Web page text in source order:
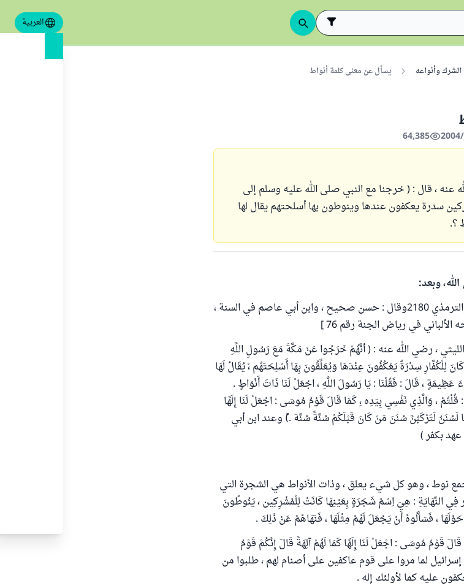
العربية
الشرك وأنواعه يسأل عن معنى كلمة أنواط
64,385
عنه ، قال : ( خرجنا مع النبي صلى الله عليه وسلم إلى
سدرة يعكفون عندها وينوطون بها أسلحتهم يقال لها
؟.
وبعد:
هذا الحديث رواه الإمام أحمد21390، والترمذي 2180وقال : حسن صحيح ، وابن أبي عاصم في السنة ،
في رياض الجنة رقم 76 ]
، رضي الله عنه : ( أنَّهُمْ خَرَجُوا عَنْ مَكَّةَ مَعَ رَسُولِ اللَّهِ
لِلْكُفَّارِ سِدْرَةٌ يَعْكُفُونَ عِنْدَهَا وَيُعَلِّقُونَ بِهَا أَسْلِحَتَهُم ،ْ يُقَالُ لَهَا
، قَالَ : فَقُلْنَا : يَا رَسُولَ اللَّهِ ، اجْعَلْ لَنَا ذَاتَ أَنْوَاطٍ .
، وَالَّذِي نَفْسِي بِيَدِه ،ِ كَمَا قَالَ قَوْمُ مُوسَى : اجْعَلْ لَنَا إِلَهًا
لَسُنَنٌ لَتَرْكَبُنَّ سُنَنَ مَنْ كَانَ قَبْلَكُمْ سُنَّةً سُنَّة .)ً وعند ابن أبي
بكفر )
جمع نوط ، وهو كل شيء يعلق ، وذات الأنواط هي الشجرة التي
فِي النِّهَايَةِ : هِيَ اِسْمُ شَجَرَةٍ بِعَيْنِهَا كَانَتْ لِلْمُشْرِكِين ، يَنُوطُونَ
، فَسَأَلُوهُ أَنْ يَجْعَلَ لَهُمْ مِثْلَهَا ، فَنَهَاهُمْ عَنْ ذَلِكَ .
قَوْمُ مُوسَى : اجْعَلْ لَنَا إِلَهًا كَمَا لَهُمْ آلِهَةً قَالَ إِنَّكُمْ قَوْمٌ
لما مروا على قوم عاكفين على أصنام لهم ، طلبوا من
عليه كما لأولئك إله .